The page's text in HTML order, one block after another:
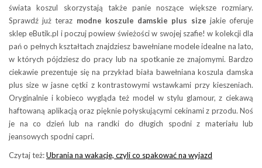
świata koszul skorzystają także panie noszące większe rozmiary.
Sprawdź już teraz modne koszule damskie plus size jakie oferuje
sklep eButik.pl i poczuj powiew świeżości w swojej szafie! w kolekcji dla
pań o pełnych kształtach znajdziesz bawełniane modele idealne na lato,
w których pójdziesz do pracy lub na spotkanie ze znajomymi. Bardzo
ciekawie prezentuje się na przykład biała bawełniana koszula damska
plus size w jasne cętki z kontrastowymi wstawkami przy kieszeniach.
Oryginalnie i kobieco wygląda też model w stylu glamour, z ciekawą
haftowaną aplikacją oraz pięknie połyskującymi cekinami z przodu. Noś
je na co dzień lub na randki do długich spodni z materiału lub
jeansowych spodni capri.
Czytaj też:Ubrania na wakacje, czyli co spakować na wyjazd